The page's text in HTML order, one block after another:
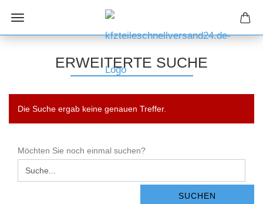
ERWEITERTE SUCHE
Die Suche ergab keine genauen Treffer.
MÖCHTEN
SIE
NOCH
Möchten Sie noch einmal suchen?
SUCHEN